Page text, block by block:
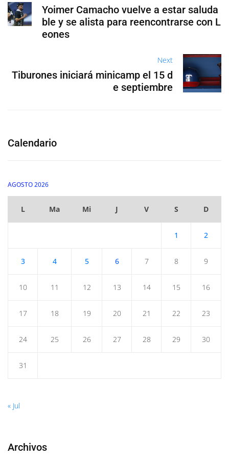
Yoimer Camacho vuelve a estar saluda
ble y se alista para reencontrarse con L
eones
Next
Tiburones iniciará minicamp el 15 d
e septiembre
Calendario
AGOSTO 2026
L Ma Mi J V S D
1 2
3 4 5 6 7 8 9
10 11 12 13 14 15 16
17 18 19 20 21 22 23
24 25 26 27 28 29 30
31
« Jul
Archivos